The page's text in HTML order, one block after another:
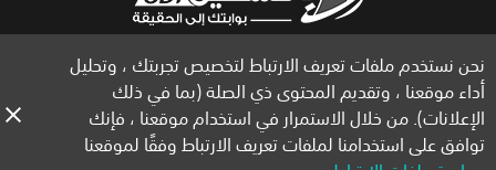
نحن نستخدم ملفات تعريف الارتباط لتخصيص تجربتك ، وتحليل
أداء موقعنا ، وتقديم المحتوى ذي الصلة (بما في ذلك
الإعلانات). من خلال الاستمرار في استخدام موقعنا ، فإنك
توافق على استخدامنا لملفات تعريف الارتباط وفقًا لموقعنا
الحقوق محفوظة لموقع فلسطين الآن © 2026